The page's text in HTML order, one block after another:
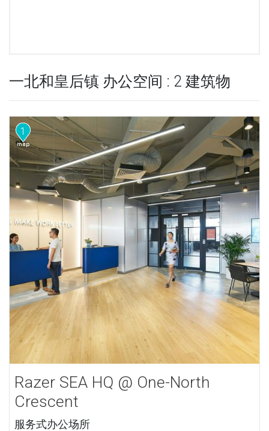
一北和皇后镇 办公空间 : 2 建筑物
1
Razer SEA HQ @ One-North
Crescent
服务式办公场所